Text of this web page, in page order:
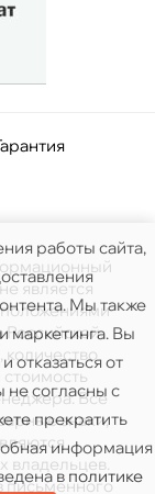
является
Российской.
количество
стоимость
Все
знаки,
владельцев.
письменного
работы сайта,
Мы также
маркетинга. Вы
отказаться от
не согласны с
прекратить
информация
в политике